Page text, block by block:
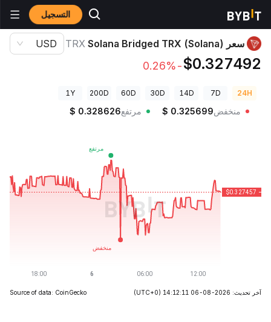
التسجيل أسعار العملات الرقمية
سعر Solana Bridged TRX (Solana) TRX
$0.327492
-0.26%
USD
24H
7D
14D
30D
60D
200D
1Y
منخفض $ 0.325699 مرتفع $ 0.328626
آخر تحديث: 2026-08-06 14:12:11 (UTC+0)
Source of data: CoinGecko